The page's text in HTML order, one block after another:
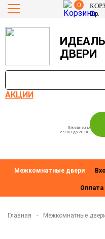
0
0р.
ДВЕРИ
АКЦИИ
Ежедневно
c 9:00 до 20:00
Межкомнатные двери
Оплата
Главная - Межкомнатные